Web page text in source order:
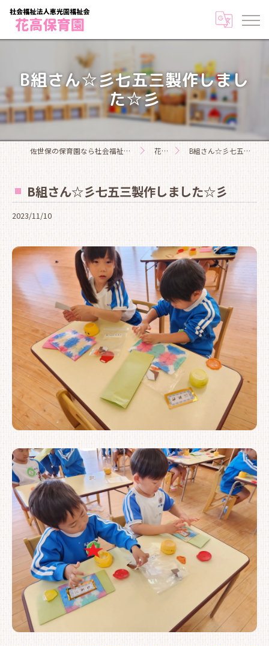
B組さん☆彡七五三製作しまし
た☆彡
佐世保の保育園なら社会福祉法人恵光園福祉会花高保育園 花高日記 B組さん☆彡七五三製作しました☆彡
B組さん☆彡七五三製作しました☆彡
2023/11/10